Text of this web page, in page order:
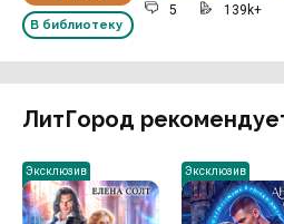
В библиотеку
5 139k+
ЛитГород
Эксклюзив Эксклюзив